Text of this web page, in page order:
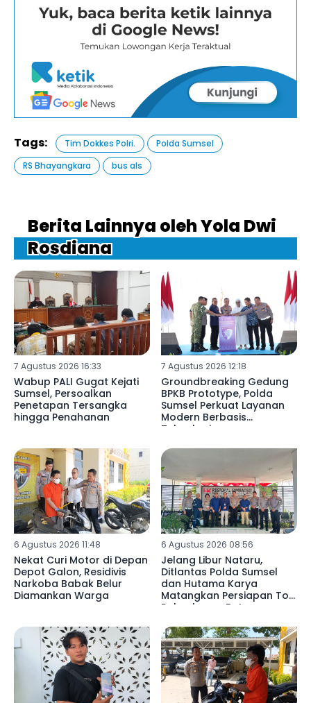
Tags: Tim Dokkes Polri.
Polda Sumsel
RS Bhayangkara
bus als
Berita Lainnya oleh Yola Dwi
Rosdiana
7 Agustus 2026 16:33
Wabup PALI Gugat Kejati
Sumsel, Persoalkan
Penetapan Tersangka
hingga Penahanan
7 Agustus 2026 12:18
Groundbreaking Gedung
BPKB Prototype, Polda
Sumsel Perkuat Layanan
Modern Berbasis
Teknologi
6 Agustus 2026 11:48
Nekat Curi Motor di Depan
Depot Galon, Residivis
Narkoba Babak Belur
Diamankan Warga
6 Agustus 2026 08:56
Jelang Libur Nataru,
Ditlantas Polda Sumsel
dan Hutama Karya
Matangkan Persiapan Tol
Palembang–Betung